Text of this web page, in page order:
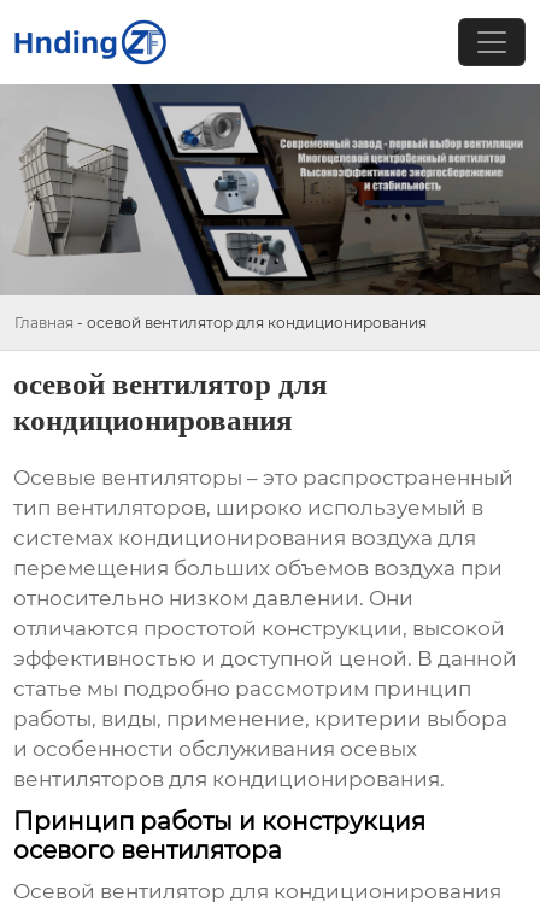
Главная - осевой вентилятор для кондиционирования
осевой вентилятор для
кондиционирования
Осевые вентиляторы – это распространенный
тип вентиляторов, широко используемый в
системах кондиционирования воздуха для
перемещения больших объемов воздуха при
относительно низком давлении. Они
отличаются простотой конструкции, высокой
эффективностью и доступной ценой. В данной
статье мы подробно рассмотрим принцип
работы, виды, применение, критерии выбора
и особенности обслуживания осевых
вентиляторов для кондиционирования.
Принцип работы и конструкция
осевого вентилятора
Осевой вентилятор для кондиционирования